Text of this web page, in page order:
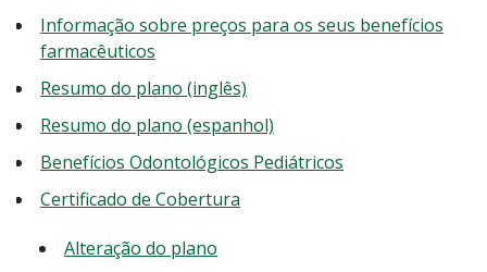
Informação sobre preços para os seus benefícios
farmacêuticos
Resumo do plano (inglês)
Resumo do plano (espanhol)
Benefícios Odontológicos Pediátricos
Certificado de Cobertura
Alteração do plano